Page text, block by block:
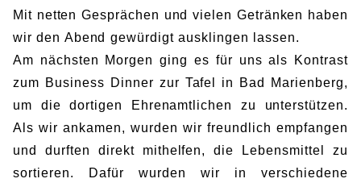
Mit netten Gesprächen und vielen Getränken haben
wir den Abend gewürdigt ausklingen lassen.
Am nächsten Morgen ging es für uns als Kontrast
zum Business Dinner zur Tafel in Bad Marienberg,
um die dortigen Ehrenamtlichen zu unterstützen.
Als wir ankamen, wurden wir freundlich empfangen
und durften direkt mithelfen, die Lebensmittel zu
sortieren. Dafür wurden wir in verschiedene